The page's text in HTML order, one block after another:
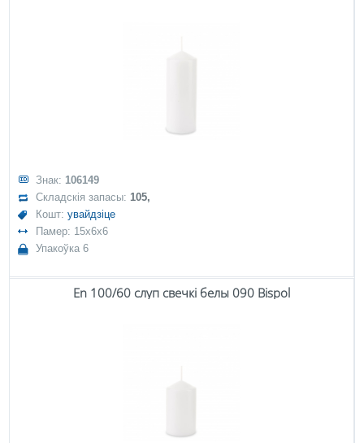
Знак: 106149
Складскія запасы:105,
Кошт:увайдзіце
Памер: 15x6x6
Упакоўка 6
En 100/60 слуп свечкі белы 090 Bispol